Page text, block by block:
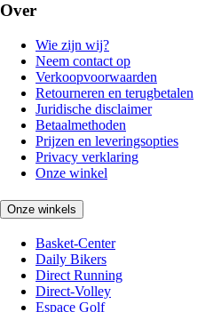
Over
Wie zijn wij?
Neem contact op
Verkoopvoorwaarden
Retourneren en terugbetalen
Juridische disclaimer
Betaalmethoden
Prijzen en leveringsopties
Privacy verklaring
Onze winkel
Onze winkels
Basket-Center
Daily Bikers
Direct Running
Direct-Volley
Espace Golf